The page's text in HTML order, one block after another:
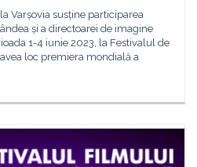
Varșovia susține participarea
și a directoarei de imagine
1-4 iunie 2023, la Festivalul de
loc premiera mondială a